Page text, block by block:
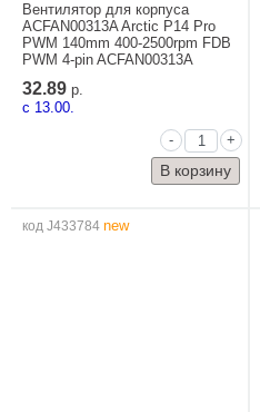
Вентилятор для корпуса
ACFAN00313A Arctic P14 Pro
PWM 140mm 400-2500rpm FDB
PWM 4-pin ACFAN00313A
32.89 р.
c 13.00.
-
+
код J433784 new